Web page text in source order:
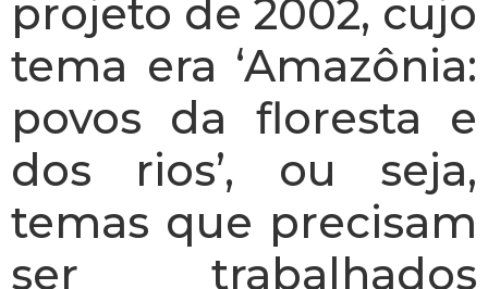
projeto de 2002, cujo
tema era ‘Amazônia:
povos da floresta e
dos rios’, ou seja,
temas que precisam
ser trabalhados